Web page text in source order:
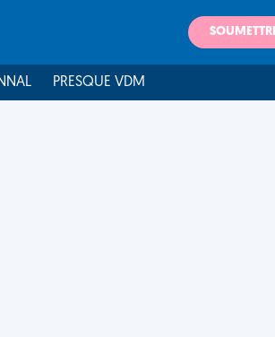
PRESQUE VDM